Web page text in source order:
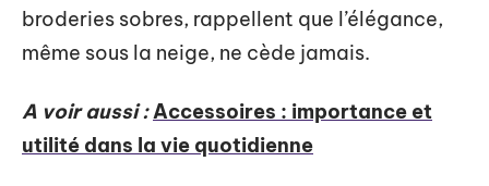
broderies sobres, rappellent que l’élégance,
même sous la neige, ne cède jamais.
A voir aussi : Accessoires : importance et
utilité dans la vie quotidienne